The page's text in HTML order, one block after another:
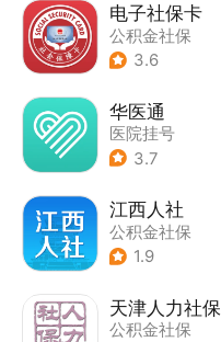
电子社保卡
公积金社保
3.6
华医通
医院挂号
3.7
江西人社
公积金社保
1.9
天津人力社保
公积金社保